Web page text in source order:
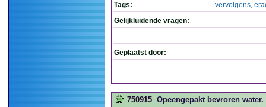
Tags:
vervolgens,
Gelijkluidende vragen:
Geplaatst door:
750915 Opeengepakt bevroren water.